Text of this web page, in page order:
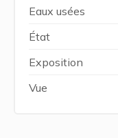
Eaux usées
État
Exposition
Vue